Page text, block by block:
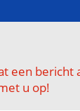
een bericht
u op!